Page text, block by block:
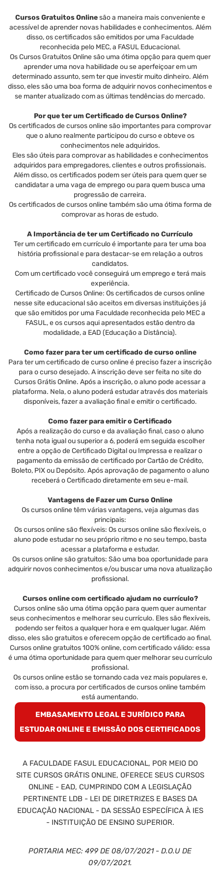
Cursos Gratuitos Onlinesão a maneira mais conveniente e
acessível de aprender novas habilidades e conhecimentos. Além
disso, os certificados são emitidos por uma Faculdade
reconhecida pelo MEC, a FASUL Educacional.
Os Cursos Gratuitos Online são uma ótima opção para quem quer
aprender uma nova habilidade ou se aperfeiçoar em um
determinado assunto, sem ter que investir muito dinheiro. Além
disso, eles são uma boa forma de adquirir novos conhecimentos e
se manter atualizado com as últimas tendências do mercado.
Por que ter um Certificado de Cursos Online?
Os certificados de cursos online são importantes para comprovar
que o aluno realmente participou do curso e obteve os
conhecimentos nele adquiridos.
Eles são úteis para comprovar as habilidades e conhecimentos
adquiridos para empregadores, clientes e outros profissionais.
Além disso, os certificados podem ser úteis para quem quer se
candidatar a uma vaga de emprego ou para quem busca uma
progressão de carreira.
Os certificados de cursos online também são uma ótima forma de
comprovar as horas de estudo.
A Importância de ter um Certificado no Currículo
Ter um certificado em currículo é importante para ter uma boa
história profissional e para destacar-se em relação a outros
candidatos.
Com um certificado você conseguirá um emprego e terá mais
experiência.
Certificado de Cursos Online: Os certificados de cursos online
nesse site educacional são aceitos em diversas instituições já
que são emitidos por uma Faculdade reconhecida pelo MEC a
FASUL, e os cursos aqui apresentados estão dentro da
modalidade, a EAD (Educação a Distância).
Como fazer para ter um certificado de curso online
Para ter um certificado de curso online é preciso fazer a inscrição
para o curso desejado. A inscrição deve ser feita no site do
Cursos Grátis Online. Após a inscrição, o aluno pode acessar a
plataforma. Nela, o aluno poderá estudar através dos materiais
disponíveis, fazer a avaliação final e emitir o certificado.
Como fazer para emitir o Certificado
Após a realização do curso e da avaliação final, caso o aluno
tenha nota igual ou superior a 6, poderá em seguida escolher
entre a opção de Certificado Digital ou Impressa e realizar o
pagamento da emissão de certificado por Cartão de Crédito,
Boleto, PIX ou Depósito. Após aprovação de pagamento o aluno
receberá o Certificado diretamente em seu e-mail.
Vantagens de Fazer um Curso Online
Os cursos online têm várias vantagens, veja algumas das
principais:
Os cursos online são flexíveis: Os cursos online são flexíveis, o
aluno pode estudar no seu próprio ritmo e no seu tempo, basta
acessar a plataforma e estudar.
Os cursos online são gratuitos: São uma boa oportunidade para
adquirir novos conhecimentos e/ou buscar uma nova atualização
profissional.
Cursos online com certificado ajudam no currículo?
Cursos online são uma ótima opção para quem quer aumentar
seus conhecimentos e melhorar seu currículo. Eles são flexíveis,
podendo ser feitos a qualquer hora e em qualquer lugar. Além
disso, eles são gratuitos e oferecem opção de certificado ao final.
Cursos online gratuitos 100% online, com certificado válido: essa
é uma ótima oportunidade para quem quer melhorar seu currículo
profissional.
Os cursos online estão se tornando cada vez mais populares e,
com isso, a procura por certificados de cursos online também
está aumentando.
EMBASAMENTO LEGAL E JURÍDICO PARA
ESTUDAR ONLINE E EMISSÃO DOS CERTIFICADOS
A FACULDADE FASUL EDUCACIONAL, POR MEIO DO
SITE CURSOS GRÁTIS ONLINE, OFERECE SEUS CURSOS
ONLINE - EAD, CUMPRINDO COM A LEGISLAÇÃO
PERTINENTE LDB - LEI DE DIRETRIZES E BASES DA
EDUCAÇÃO NACIONAL - DA SESSÃO ESPECÍFICA À IES
- INSTITUIÇÃO DE ENSINO SUPERIOR.
PORTARIA MEC: 499 DE 08/07/2021 - D.O.U DE
09/07/2021.